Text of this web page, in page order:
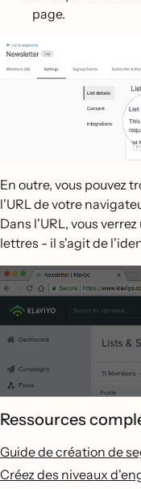
page.
En outre, vous pouvez
l'URL de votre
Dans l'URL, vous
lettres - il s'agit de
Ressources
Guide de création de
Créez des niveaux